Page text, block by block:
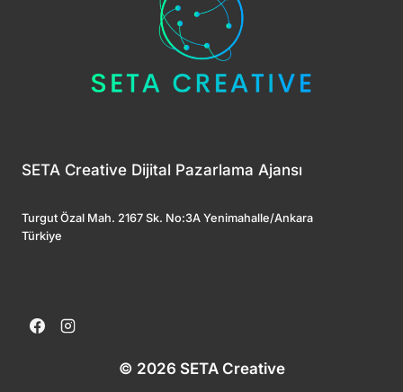
SETA Creative Dijital Pazarlama Ajansı
Turgut Özal Mah. 2167 Sk. No:3A Yenimahalle/Ankara
Türkiye
© 2026 SETA Creative